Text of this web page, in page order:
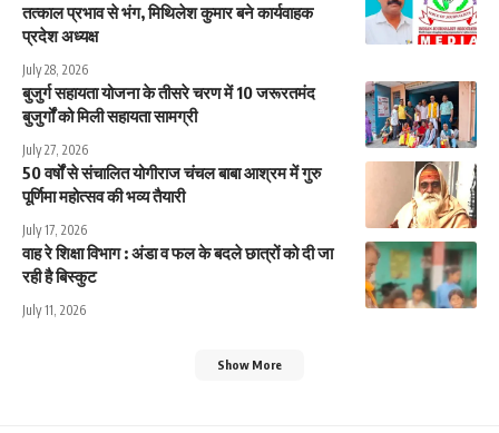
तत्काल प्रभाव से भंग, मिथिलेश कुमार बने कार्यवाहक
प्रदेश अध्यक्ष
July 28, 2026
बुजुर्ग सहायता योजना के तीसरे चरण में 10 जरूरतमंद
बुजुर्गों को मिली सहायता सामग्री
July 27, 2026
50 वर्षों से संचालित योगीराज चंचल बाबा आश्रम में गुरु
पूर्णिमा महोत्सव की भव्य तैयारी
July 17, 2026
वाह रे शिक्षा विभाग : अंडा व फल के बदले छात्रों को दी जा
रही है बिस्कुट
July 11, 2026
Show More